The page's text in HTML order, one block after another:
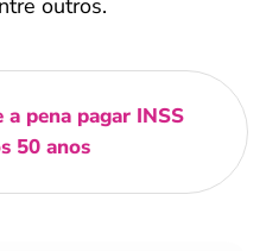
outros.
a pena pagar INSS
50 anos